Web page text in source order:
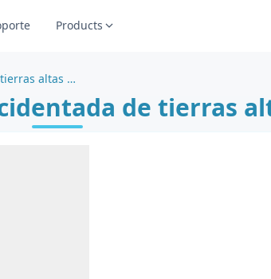
Products
Página para colorear accidentada de tierras altas rocosas
de tierras